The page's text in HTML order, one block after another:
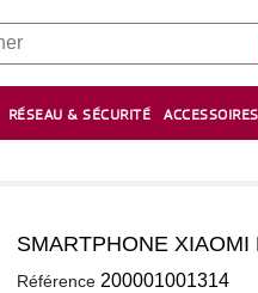
RÉSEAU & SÉCURITÉ ACCESSOIRES
SMARTPHONE
Référence 200001001314